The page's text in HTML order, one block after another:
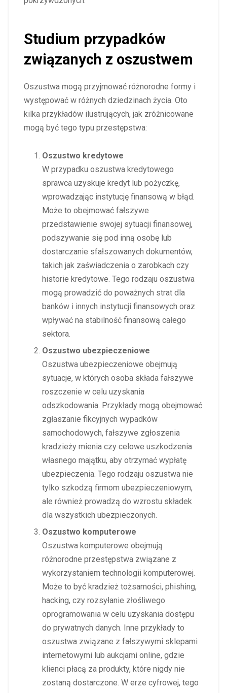
Studium przypadków
związanych z oszustwem
Oszustwa mogą przyjmować różnorodne formy i
występować w różnych dziedzinach życia. Oto
kilka przykładów ilustrujących, jak zróżnicowane
mogą być tego typu przestępstwa:
Oszustwo kredytowe
W przypadku oszustwa kredytowego
sprawca uzyskuje kredyt lub pożyczkę,
wprowadzając instytucję finansową w błąd.
Może to obejmować fałszywe
przedstawienie swojej sytuacji finansowej,
podszywanie się pod inną osobę lub
dostarczanie sfałszowanych dokumentów,
takich jak zaświadczenia o zarobkach czy
historie kredytowe. Tego rodzaju oszustwa
mogą prowadzić do poważnych strat dla
banków i innych instytucji finansowych oraz
wpływać na stabilność finansową całego
sektora.
Oszustwo ubezpieczeniowe
Oszustwa ubezpieczeniowe obejmują
sytuacje, w których osoba składa fałszywe
roszczenie w celu uzyskania
odszkodowania. Przykłady mogą obejmować
zgłaszanie fikcyjnych wypadków
samochodowych, fałszywe zgłoszenia
kradzieży mienia czy celowe uszkodzenia
własnego majątku, aby otrzymać wypłatę
ubezpieczenia. Tego rodzaju oszustwa nie
tylko szkodzą firmom ubezpieczeniowym,
ale również prowadzą do wzrostu składek
dla wszystkich ubezpieczonych.
Oszustwo komputerowe
Oszustwa komputerowe obejmują
różnorodne przestępstwa związane z
wykorzystaniem technologii komputerowej.
Może to być kradzież tożsamości, phishing,
hacking, czy rozsyłanie złośliwego
oprogramowania w celu uzyskania dostępu
do prywatnych danych. Inne przykłady to
oszustwa związane z fałszywymi sklepami
internetowymi lub aukcjami online, gdzie
klienci płacą za produkty, które nigdy nie
zostaną dostarczone. W erze cyfrowej, tego